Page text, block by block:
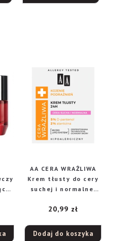
AA CERA WRAŻLIWA
Krem tłusty do cery
suchej i normalnej
20,99 zł
Dodaj do koszyka